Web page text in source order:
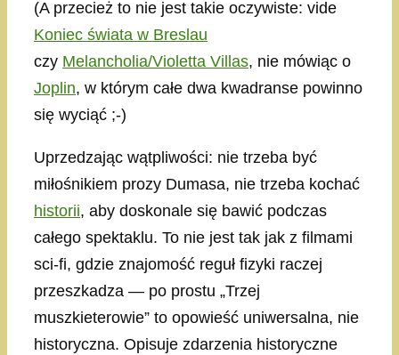
(A przecież to nie jest takie oczywiste: vide
Koniec świata w Breslau
czy Melancholia/Violetta Villas, nie mówiąc o
Joplin, w którym całe dwa kwadranse powinno
się wyciąć ;-)
Uprzedzając wątpliwości: nie trzeba być
miłośnikiem prozy Dumasa, nie trzeba kochać
historii, aby doskonale się bawić podczas
całego spektaklu. To nie jest tak jak z filmami
sci-fi, gdzie znajomość reguł fizyki raczej
przeszkadza — po prostu „Trzej
muszkieterowie” to opowieść uniwersalna, nie
historyczna. Opisuje zdarzenia historyczne